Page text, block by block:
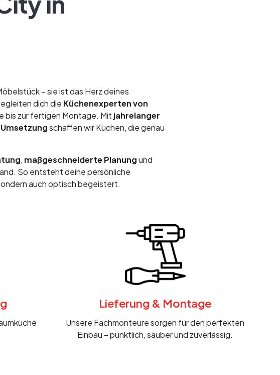
– sie ist das Herz deines
dich die Küchenexperten von
bis zur fertigen Montage. Mit jahrelanger
schaffen wir Küchen, die genau
, maßgeschneiderte Planungund
So entsteht deine persönliche
auch optisch begeistert.
Lieferung & Montage
Unsere Fachmonteure sorgen für den perfekten
Einbau – pünktlich, sauber und zuverlässig.